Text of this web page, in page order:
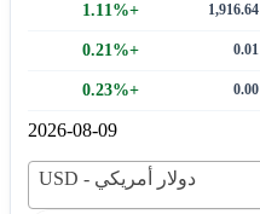
1,916.64
+1.11%
0.01
+0.21%
0.00
+0.23%
2026-08-09
USD - دولار أمريكي